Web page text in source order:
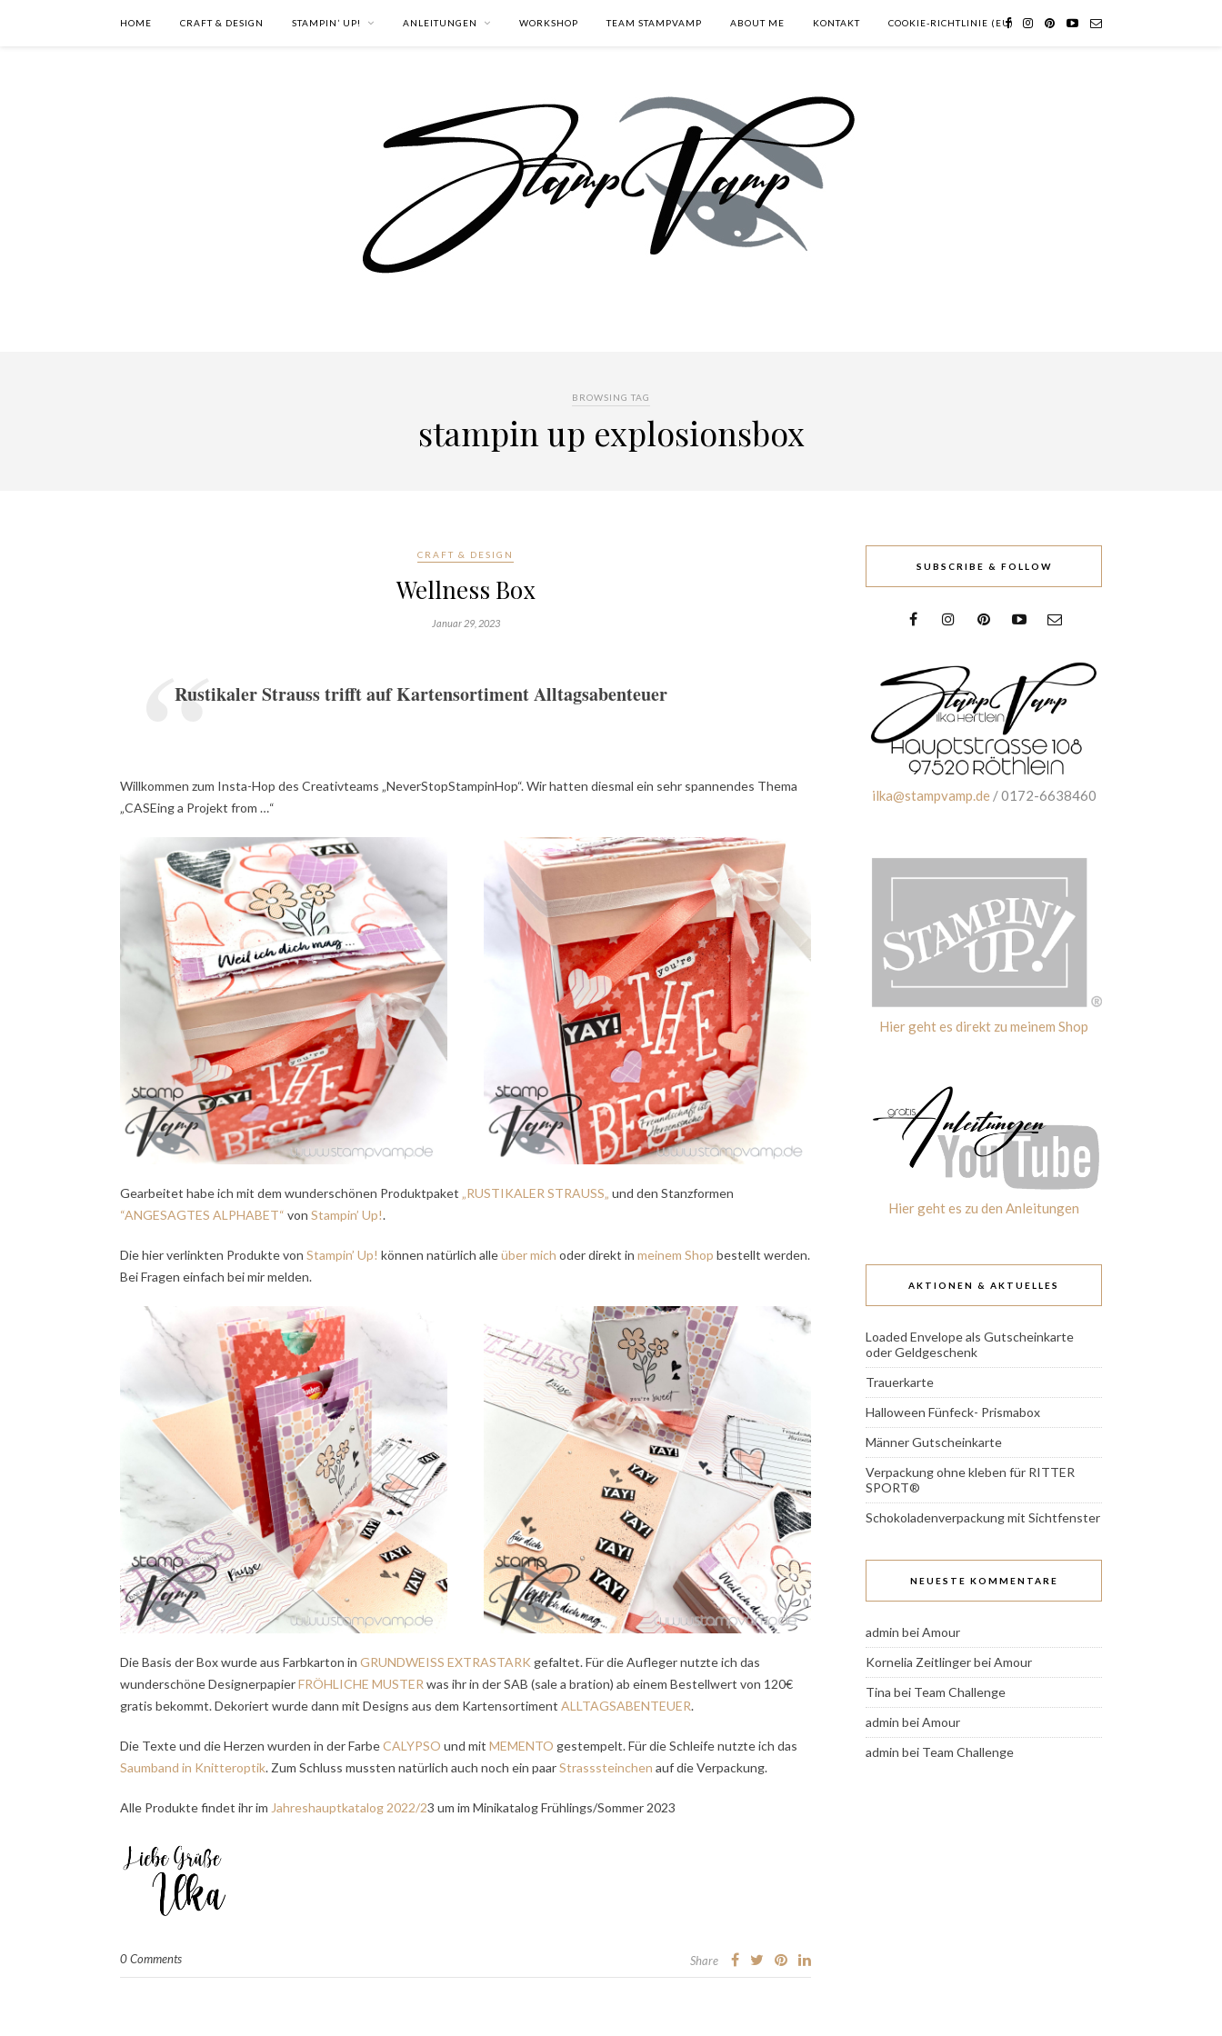
HOME CRAFT & DESIGN STAMPIN’ UP! ANLEITUNGEN WORKSHOP TEAM STAMPVAMP ABOUT ME KONTAKT COOKIE-RICHTLINIE (EU)
BROWSING TAG
stampin up explosionsbox
CRAFT & DESIGN
Wellness Box
Januar 29, 2023
Rustikaler Strauss trifft auf Kartensortiment Alltagsabenteuer
Willkommen zum Insta-Hop des Creativteams „NeverStopStampinHop“. Wir hatten diesmal ein sehr spannendes Thema
„CASEing a Projekt from …“
Gearbeitet habe ich mit dem wunderschönen Produktpaket „RUSTIKALER STRAUSS„ und den Stanzformen
“ANGESAGTES ALPHABET“ von Stampin’ Up!.
Die hier verlinkten Produkte von Stampin’ Up! können natürlich alleüber mich oder direkt in meinem Shop bestellt werden.
Bei Fragen einfach bei mir melden.
Die Basis der Box wurde aus Farbkarton in GRUNDWEISS EXTRASTARK gefaltet. Für die Aufleger nutzte ich das
wunderschöne DesignerpapierFRÖHLICHE MUSTER was ihr in der SAB (sale a bration) ab einem Bestellwert von 120€
gratis bekommt. Dekoriert wurde dann mit Designs aus dem Kartensortiment ALLTAGSABENTEUER.
Die Texte und die Herzen wurden in der FarbeCALYPSO und mit MEMENTO gestempelt. Für die Schleife nutzte ich das
Saumband in Knitteroptik. Zum Schluss mussten natürlich auch noch ein paarStrasssteinchen auf die Verpackung.
Alle Produkte findet ihr im Jahreshauptkatalog 2022/23 um im Minikatalog Frühlings/Sommer 2023
0 Comments Share
SUBSCRIBE & FOLLOW
ilka@stampvamp.de/ 0172-6638460
Hier geht es direkt zu meinem Shop
Hier geht es zu den Anleitungen
AKTIONEN & AKTUELLES
Loaded Envelope als Gutscheinkarte
oder Geldgeschenk
Trauerkarte
Halloween Fünfeck- Prismabox
Männer Gutscheinkarte
Verpackung ohne kleben für RITTER
SPORT®
Schokoladenverpackung mit Sichtfenster
NEUESTE KOMMENTARE
admin beiAmour
Kornelia ZeitlingerbeiAmour
Tina bei Team Challenge
admin beiAmour
admin bei Team Challenge